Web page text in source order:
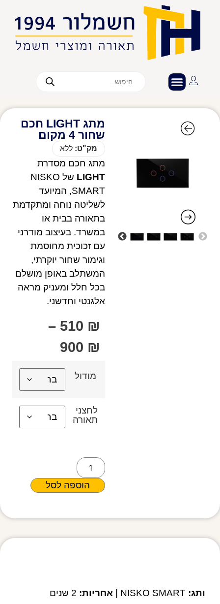
מתג LIGHT חכם
שחור 4 מקום
מק"ט: ללא
מתג חכם מסדרת
LIGHT
של NISKO
SMART, המיועד
לשליטה נוחה ומתקדמת
בתאורה בבית או
במשרד. בעיצוב מודרני
עם זכוכית מחוסמת
וגימור שחור יוקרתי,
המשתלב באופן מושלם
בכל חלל ומעניק מראה
אלגנטי וחדשני.
510 ₪
–
900 ₪
מודול
לחצני
תאורה
הוספה לסל
ותג: אחריות: